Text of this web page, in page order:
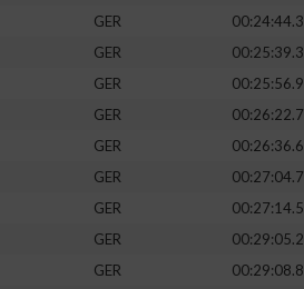
GER 00:24:44.3
GER
00:25:39.3
GER
00:25:56.9
GER
00:26:22.7
GER
00:26:36.6
GER 00:27:04.7
GER
00:27:14.5
GER
00:29:05.2
GER
00:29:08.8